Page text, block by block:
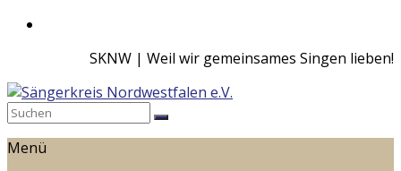
Zum
SKNW | Weil wir gemeinsames Singen lieben!
Sängerkreis
Nordwestfalen
Menü